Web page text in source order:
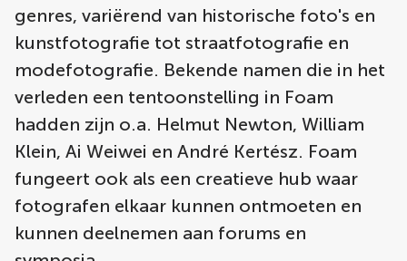
genres, variërend van historische foto's en
kunstfotografie tot straatfotografie en
modefotografie. Bekende namen die in het
verleden een tentoonstelling in Foam
hadden zijn o.a. Helmut Newton, William
Klein, Ai Weiwei en André Kertész. Foam
fungeert ook als een creatieve hub waar
fotografen elkaar kunnen ontmoeten en
kunnen deelnemen aan forums en